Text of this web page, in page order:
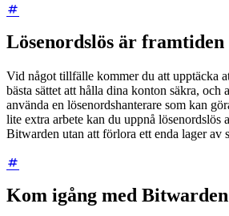
Lösenordslös är framtiden
Vid något tillfälle kommer du att upptäcka
bästa sättet att hålla dina konton säkra, och
använda en lösenordshanterare som kan
lite extra arbete kan du uppnå lösenordslös
Bitwarden utan att förlora ett enda lager av
Kom igång med Bitwarden